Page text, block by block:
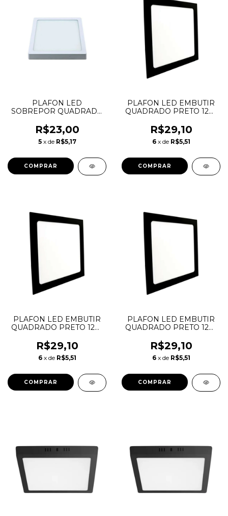
PLAFON LED
SOBREPOR QUADRADO
TASCHIBRA
R$23,00
5 x de R$5,17
PLAFON LED EMBUTIR
QUADRADO PRETO 12W
R$29,10
6 x de R$5,51
PLAFON LED EMBUTIR
QUADRADO PRETO 12W
R$29,10
6 x de R$5,51
PLAFON LED EMBUTIR
QUADRADO PRETO 12W
R$29,10
6 x de R$5,51